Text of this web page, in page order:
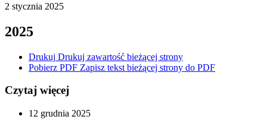
2 stycznia 2025
2025
Drukuj Drukuj zawartość bieżącej strony
Pobierz PDF Zapisz tekst bieżącej strony do PDF
Czytaj więcej
12 grudnia 2025